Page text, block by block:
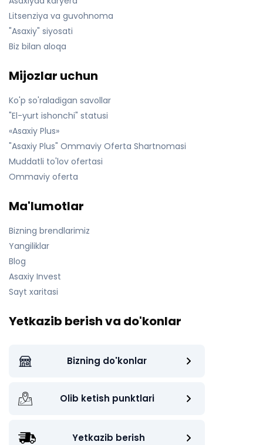
Litsenziya va guvohnoma
"Asaxiy" siyosati
Biz bilan aloqa
Mijozlar uchun
Ko'p so'raladigan savollar
"El-yurt ishonchi" statusi
«Asaxiy Plus»
"Asaxiy Plus" Ommaviy Oferta Shartnomasi
Muddatli to'lov ofertasi
Ommaviy oferta
Ma'lumotlar
Bizning brendlarimiz
Yangiliklar
Blog
Asaxiy Invest
Sayt xaritasi
Yetkazib berish va do'konlar
Bizning do'konlar
Olib ketish punktlari
Yetkazib berish